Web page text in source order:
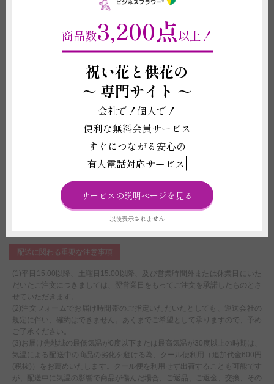
なります。
商品に関わる重要な注意事項
(1)掲載写真はイメージのため、花や葉の品種、色あい、デザイン、植物の
本数、ボリューム感などは仕入れ状況により異なります。また、札やメッセ
ージカード、花器等、商品代金に含まれるものに記載されている資材の形状
や素材等は掲載イメージ写真と異なる場合がございます。これらイメージ写
真と現物との違いを理由とする返品、返金、交換、その他の請求などには応
じかねますので予めご了承ください。
(2)受注制作（オーダー）のため、商品作成後の変更・取り消しを承ること
ができません。制作開始後に、万が一ご注文をお取り消しされた場合も代金
はご注文者様に全額負担いただきます。
(3)法律により20歳未満の酒類の購入や飲酒は禁止されており、酒類の販売
配送に関わる重要な注意事項
(1)平日15:00以降、土曜日15:00以降、及び営業時間外または休業日にいた
だいたご注文につきましては、翌営業日をもってご注文を承諾したものとさ
せていただきます。
(2)注文フォームでお届け時間帯のご指定いただいたとしても、運送会社の
規定に伴い、確約はできません。あくまでご希望として承りますので、予め
ご了承ください。
(3)お届け先地域の最低気温が0度以下または最高気温が30度以上の時期は、
気温による配送中の商品の劣化を避ける為、クール便利用（追加代金600円
(税抜)）をお薦めいたします。クール便を利用せず出荷することも可能です
が、配送中に気温の影響で商品が傷んだ場合、ご返品、ご返金、交換、その
商品数3,200点以上！
祝い花と供花の
～ 専門サイト ～
会社で！個人で！
便利な無料会員サービス
すぐにつながる安心の
有人電話対応サービス
サービスの説明ページを見る
以後表示されません